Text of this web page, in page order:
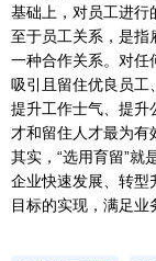
基础上，对员工进行
至于员工关系，是指
一种合作关系。对任
吸引且留住优良员工
提升工作士气、提升
才和留住人才最为有
其实，“选用育留”就
企业快速发展、转型
目标的实现，满足业